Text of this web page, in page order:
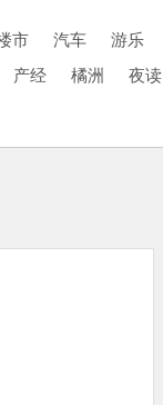
市 汽车 游乐
产经 橘洲 夜读